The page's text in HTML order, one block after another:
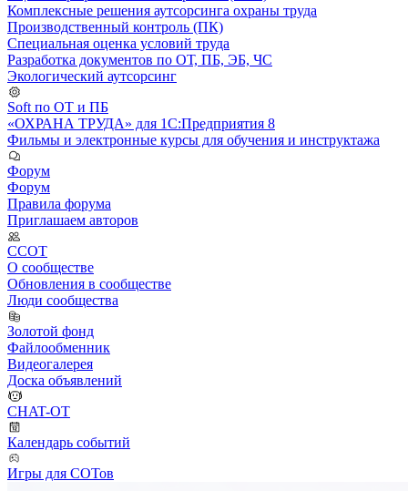
Комплексные решения аутсорсинга охраны труда
Производственный контроль (ПК)
Специальная оценка условий труда
Разработка документов по ОТ, ПБ, ЭБ, ЧС
Экологический аутсорсинг
Soft по ОТ и ПБ
«ОХРАНА ТРУДА» для 1С:Предприятия 8
Фильмы и электронные курсы для обучения и инструктажа
Форум
Форум
Правила форума
Приглашаем авторов
ССОТ
О сообществе
Обновления в сообществе
Люди сообщества
Золотой фонд
Файлообменник
Видеогалерея
Доска объявлений
CHAT-OT
Календарь событий
Игры для СОТов